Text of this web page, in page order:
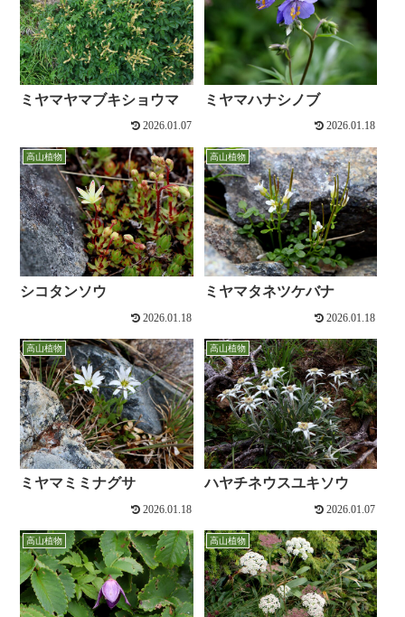
ミヤマヤマブキショウマ
2026.01.07
ミヤマハナシノブ
2026.01.18
高山植物
シコタンソウ
2026.01.18
高山植物
ミヤマタネツケバナ
2026.01.18
高山植物
ミヤマミミナグサ
2026.01.18
高山植物
ハヤチネウスユキソウ
2026.01.07
高山植物 高山植物